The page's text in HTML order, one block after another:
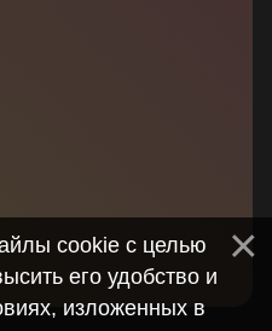
cookie с целью
его удобство и
изложенных в